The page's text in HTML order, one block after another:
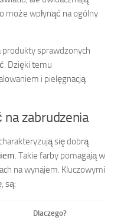
może wpłynąć na ogólny
produkty sprawdzonych
Dzięki temu
i pielęgnacją
na zabrudzenia
charakteryzują się dobrą
. Takie farby pomagają w
na wynajem. Kluczowymi
są:
Dlaczego?